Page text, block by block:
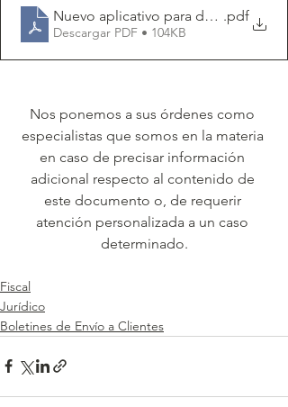
Nuevo aplicativo para declaraciones
.pdf
Descargar PDF • 104KB
Nos ponemos a sus órdenes como
especialistas que somos en la materia
en caso de precisar información
adicional respecto al contenido de
este documento o, de requerir
atención personalizada a un caso
determinado.
Fiscal
Jurídico
Boletines de Envío a Clientes